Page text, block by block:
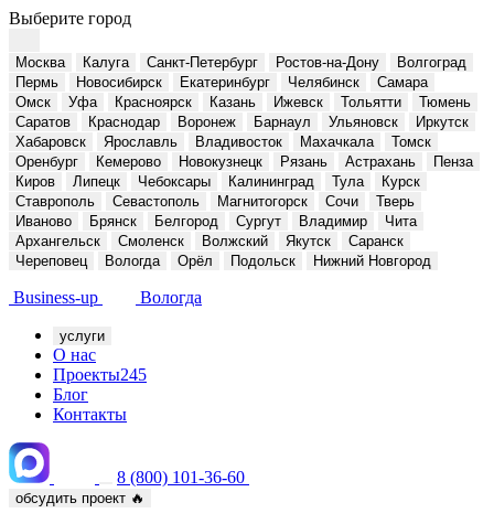
Выберите город
Москва Калуга Санкт-Петербург Ростов-на-Дону
Волгоград
Пермь
Новосибирск Екатеринбург Челябинск
Самара
Омск
Уфа Красноярск Казань Ижевск Тольятти
Тюмень
Саратов
Краснодар Воронеж Барнаул Ульяновск
Иркутск
Хабаровск
Ярославль Владивосток Махачкала
Томск
Оренбург
Кемерово Новокузнецк Рязань Астрахань
Пенза
Киров
Липецк Чебоксары Калининград Тула
Курск
Ставрополь
Севастополь Магнитогорск Сочи
Тверь
Иваново
Брянск Белгород Сургут Владимир
Чита
Архангельск
Смоленск Волжский Якутск
Саранск
Череповец
Вологда Орёл Подольск Нижний Новгород
Business-up Вологда
услуги
О нас
Проекты245
Блог
Контакты
8 (800) 101-36-60
обсудить проект 🔥